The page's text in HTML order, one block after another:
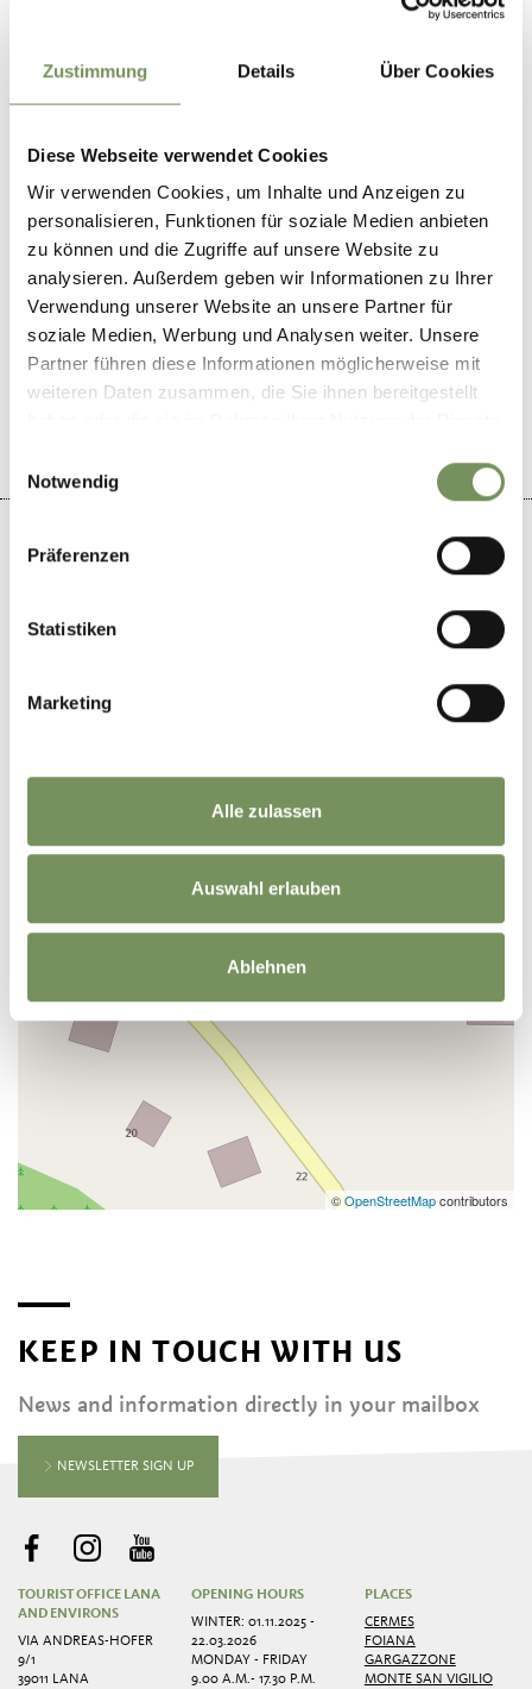
Zustimmung Details Über Cookies
Diese Webseite verwendet Cookies
Wir verwenden Cookies, um Inhalte und Anzeigen zu
personalisieren, Funktionen für soziale Medien anbieten
zu können und die Zugriffe auf unsere Website zu
analysieren. Außerdem geben wir Informationen zu Ihrer
Verwendung unserer Website an unsere Partner für
soziale Medien, Werbung und Analysen weiter. Unsere
Partner führen diese Informationen möglicherweise mit
weiteren Daten zusammen, die Sie ihnen bereitgestellt
Notwendig
Präferenzen
Statistiken
Marketing
Alle zulassen
Auswahl erlauben
Ablehnen
Organizer
DID YOU FIND THIS CONTENT HELPFUL?
YES NO
+
©OpenStreetMapcontributors
KEEP IN TOUCH WITH US
News and information directly in your mailbox
NEWSLETTER SIGN UP
TOURIST OFFICE LANA
AND ENVIRONS
VIA ANDREAS-HOFER
9/1
39011 LANA
OPENING HOURS
WINTER: 01.11.2025 -
22.03.2026
MONDAY - FRIDAY
9.00 A.M.- 17.30 P.M.
PLACES
CERMES
FOIANA
GARGAZZONE
MONTE SAN VIGILIO